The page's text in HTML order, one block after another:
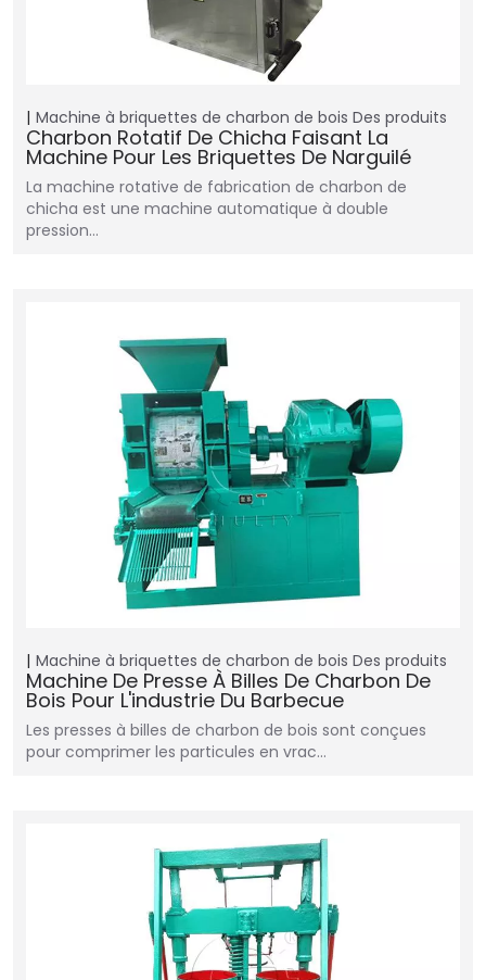
Machine à briquettes de charbon de bois Des produits
Charbon Rotatif De Chicha Faisant La
Machine Pour Les Briquettes De Narguilé
La machine rotative de fabrication de charbon de
chicha est une machine automatique à double
pression…
Machine à briquettes de charbon de bois Des produits
Machine De Presse À Billes De Charbon De
Bois Pour L'industrie Du Barbecue
Les presses à billes de charbon de bois sont conçues
pour comprimer les particules en vrac…